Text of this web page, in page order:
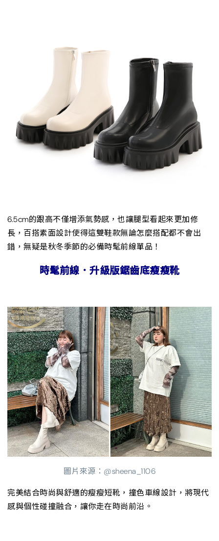
6.5cm的跟高不僅增添氣勢感，也讓腿型看起來更加修
長，百搭素面設計使得這雙鞋款無論怎麼搭配都不會出
錯，無疑是秋冬季節的必備時髦前線單品！
時髦前線．升級版鋸齒底瘦瘦靴
圖片來源：@sheena_1106
完美結合時尚與舒適的瘦瘦短靴，撞色車線設計，將現代
感與個性碰撞融合，讓你走在時尚前沿。